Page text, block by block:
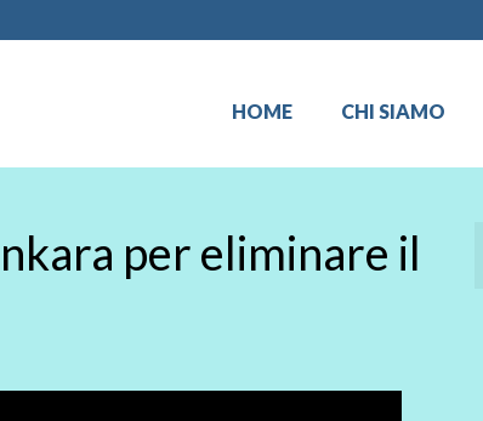
HOME CHI SIAMO
per eliminare il